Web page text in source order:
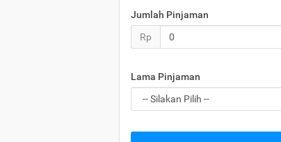
Jumlah Pinjaman
Rp
Lama Pinjaman